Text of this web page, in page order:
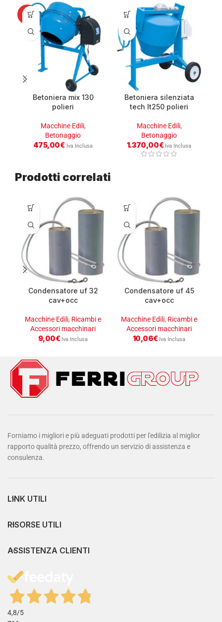
HOT
Betoniera mix 130
polieri
Macchine Edili,
Betonaggio
475,00€ Iva Inclusa
Betoniera silenziata
tech lt250 polieri
Macchine Edili,
Betonaggio
1.370,00€ Iva Inclusa
Prodotti correlati
Condensatore uf 32
cav+occ
Macchine Edili, Ricambi e
Accessori macchinari
9,00€ Iva Inclusa
Condensatore uf 45
cav+occ
Macchine Edili, Ricambi e
Accessori macchinari
10,06€ Iva Inclusa
Forniamo i migliori e più adeguati prodotti per l'edilizia al miglior
rapporto qualità prezzo, offrendo un servizio di assistenza e
consulenza.
LINK UTILI
RISORSE UTILI
ASSISTENZA CLIENTI
4,8/5